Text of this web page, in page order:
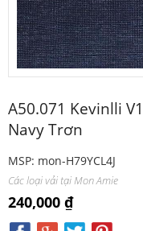
A50.071 Kevinlli
Navy Trơn
MSP: mon-H79YCL4J
Các loại vải tại Mon Amie
240,000 ₫